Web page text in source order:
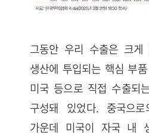
그동안 우리 수출은 크
생산에 투입되는 핵심 부
미국 등으로 직접 수출되
구성돼 있었다. 중국으
가운데 미국이 자국 내